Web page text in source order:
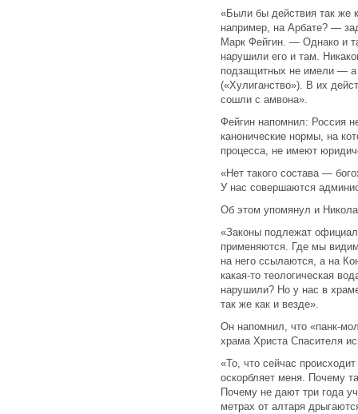
«Были бы действия так же
например, на Арбате? —
Марк Фейгин. — Однако и
нарушили его и там.
подзащитных не имели — а
(«Хулиганство»). В их
сошли с амвона».
Фейгин напомнил: Россия
канонические нормы, на
процесса, не имеют
«Нет такого состава —
У нас совершаются
Об этом упомянул и
«Законы подлежат
применяются. Где мы
на него ссылаются, а на
какая-то теологическая
нарушили? Но у нас в
так же как и везде».
Он напомнил, что «панк-
храма Христа Спасителя
«То, что сейчас
оскорбляет меня. Почему
Почему не дают три года
метрах от алтаря